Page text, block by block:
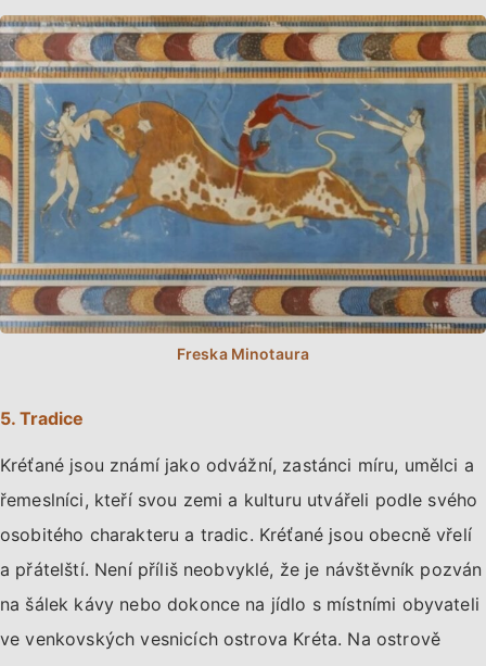
5. Tradice
Kréťané jsou známí jako odvážní, zastánci míru, umělci a
řemeslníci, kteří svou zemi a kulturu utvářeli podle svého
osobitého charakteru a tradic. Kréťané jsou obecně vřelí
a přátelští. Není příliš neobvyklé, že je návštěvník pozván
na šálek kávy nebo dokonce na jídlo s místními obyvateli
ve venkovských vesnicích ostrova Kréta. Na ostrově